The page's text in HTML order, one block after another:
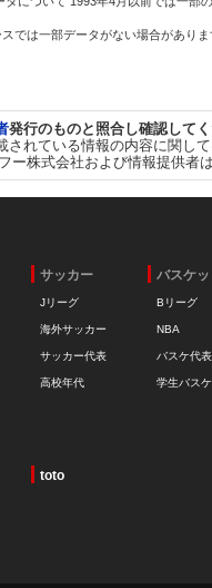
では一部データがない場合がありま
発行のものと照合し確認してく
れている情報の内容に関し
株式会社および情報提供者
サッカー
Jリーグ
海外サッカー
サッカー代表
高校年代
バスケッ
Bリーグ
NBA
バスケ代表
学生バスケ
toto